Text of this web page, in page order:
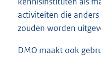
activiteiten die
zouden worden
DMO maakt ook